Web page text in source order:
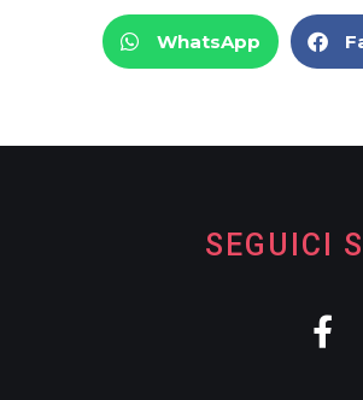
WhatsApp
SEGUICI